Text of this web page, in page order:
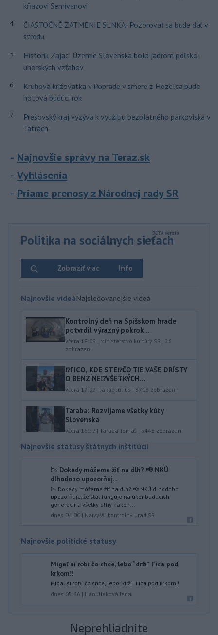
kňazovi Semivanovi
4
ČIASTOČNÉ ZATMENIE SLNKA: Pozorovať sa bude dať v
stredu
5
Historik Zajac: Územie Slovenska bolo jadrom poľsko-
uhorských vzťahov
6
Kruhová križovatka v Poprade v smere z Hozelca bude
hotová budúci rok
7
Prešovský kraj vyzýva k využitiu bezplatného parkoviska v
Tatrách
Najnovšie správy na Teraz.sk
Vyhlásenia
Priame prenosy z Národnej rady SR
Politika na sociálnych sieťach
Info
Zobraziť viac
Najnovšie videáNajsledovanejšie videá
Kontrolný deň na Spišskom hrade
potvrdil výrazný pokrok...
včera 18:09 | Ministerstvo kultúry SR | 26
zobrazení
⁉️FICO, KDE STE⁉️ČO TIE VAŠE DRÍSTY
O BENZÍNE⁉️VŠETKÝCH...
včera 17:02 |Jakab Július | 8713 zobrazení
Taraba: Rozvíjame všetky kúty
Slovenska
včera 16:57 | Taraba Tomáš | 5448 zobrazení
Najnovšie statusy štátnych inštitúcií
📉 Dokedy môžeme žiť na dlh? 📢 NKÚ
dlhodobo upozorňuj...
📉 Dokedy môžeme žiť na dlh? 📢 NKÚ dlhodobo
upozorňuje, že štát funguje na úkor budúcich
generácií a všetky dlhy nakon...
dnes 04:00 | Najvyšší kontrolný úrad SR
Najnovšie politické statusy
Migaľ si robí čo chce, lebo “drží” Fica pod
krkom‼️
Migaľ si robí čo chce, lebo “drží” Fica pod krkom‼️
dnes 05:36 | Hanuliaková Jana
Neprehliadnite